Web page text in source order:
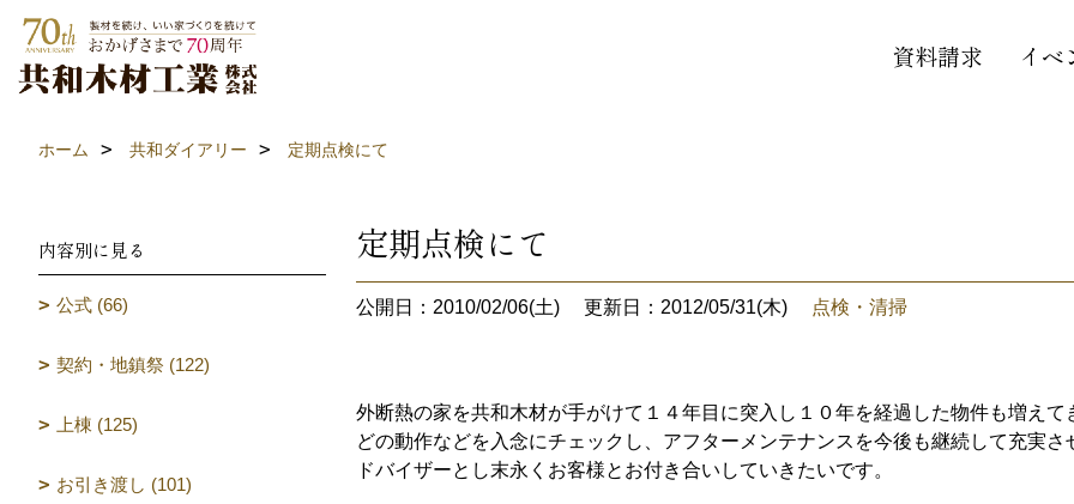
資料請求 イベ
ホーム 共和ダイアリー 定期点検にて
定期点検にて
公開日：2010/02/06(土) 更新日：2012/05/31(木) 点検・清掃
外断熱の家を共和木材が手がけて１４年目に突入し１０年を経過した物件も増え
どの動作などを入念にチェックし、アフターメンテナンスを今後も継続して充実
ドバイザーとし末永くお客様とお付き合いしていきたいです。
内容別に見る
公式 (66)
契約・地鎮祭 (122)
上棟 (125)
お引き渡し (101)